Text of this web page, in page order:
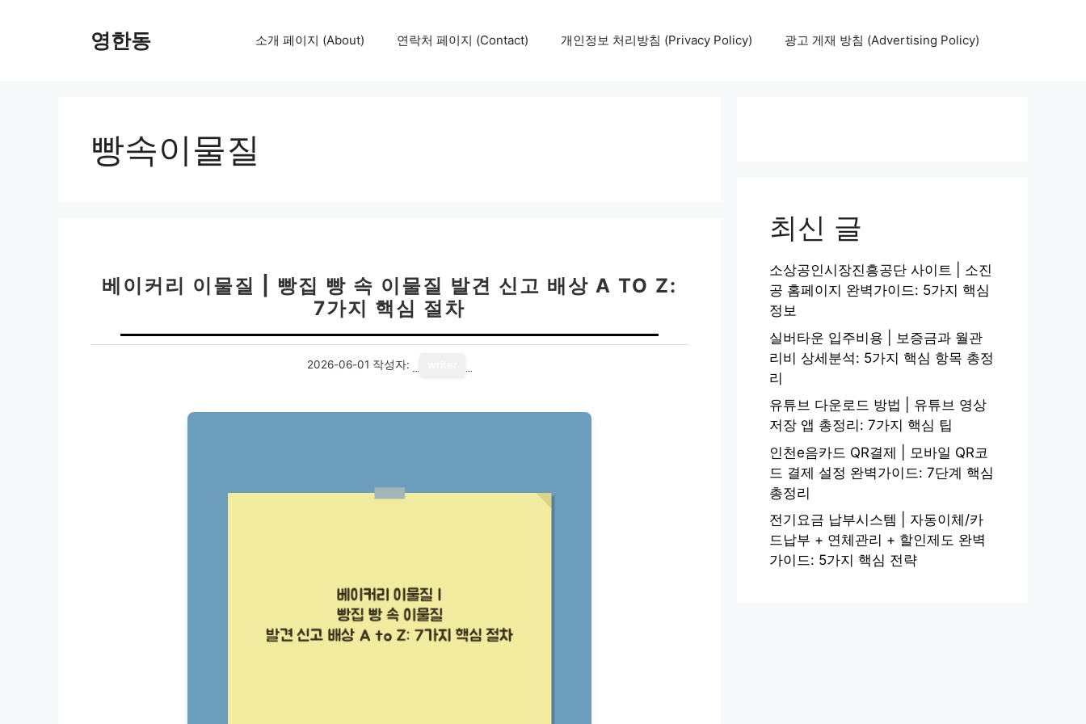
영한동 소개 페이지 (About) 연락처 페이지 (Contact) 개인정보 처리방침 (Privacy Policy) 광고 게재 방침 (Advertising Policy)
빵속이물질
베이커리 이물질 | 빵집 빵 속 이물질 발견 신고 배상 A TO Z:
7가지 핵심 절차
2026-06-01 작성자:
최신 글
소상공인시장진흥공단 사이트 | 소진
공 홈페이지 완벽가이드: 5가지 핵심
정보
실버타운 입주비용 | 보증금과 월관
리비 상세분석: 5가지 핵심 항목 총정
리
유튜브 다운로드 방법 | 유튜브 영상
저장 앱 총정리: 7가지 핵심 팁
인천e음카드 QR결제 | 모바일 QR코
드 결제 설정 완벽가이드: 7단계 핵심
총정리
전기요금 납부시스템 | 자동이체/카
드납부 + 연체관리 + 할인제도 완벽
가이드: 5가지 핵심 전략